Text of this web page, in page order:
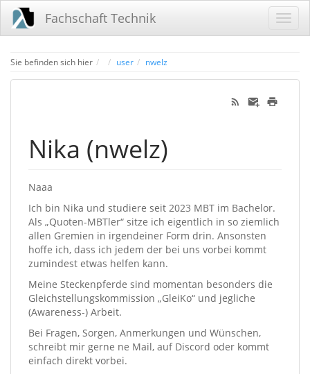
Fachschaft Technik
Sie befinden sich hier Home
user nwelz
Nika (nwelz)
Naaa
Ich bin Nika und studiere seit 2023 MBT im Bachelor.
Als „Quoten-MBTler“ sitze ich eigentlich in so ziemlich
allen Gremien in irgendeiner Form drin. Ansonsten
hoffe ich, dass ich jedem der bei uns vorbei kommt
zumindest etwas helfen kann.
Meine Steckenpferde sind momentan besonders die
Gleichstellungskommission „GleiKo“ und jegliche
(Awareness-) Arbeit.
Bei Fragen, Sorgen, Anmerkungen und Wünschen,
schreibt mir gerne ne Mail, auf Discord oder kommt
einfach direkt vorbei.